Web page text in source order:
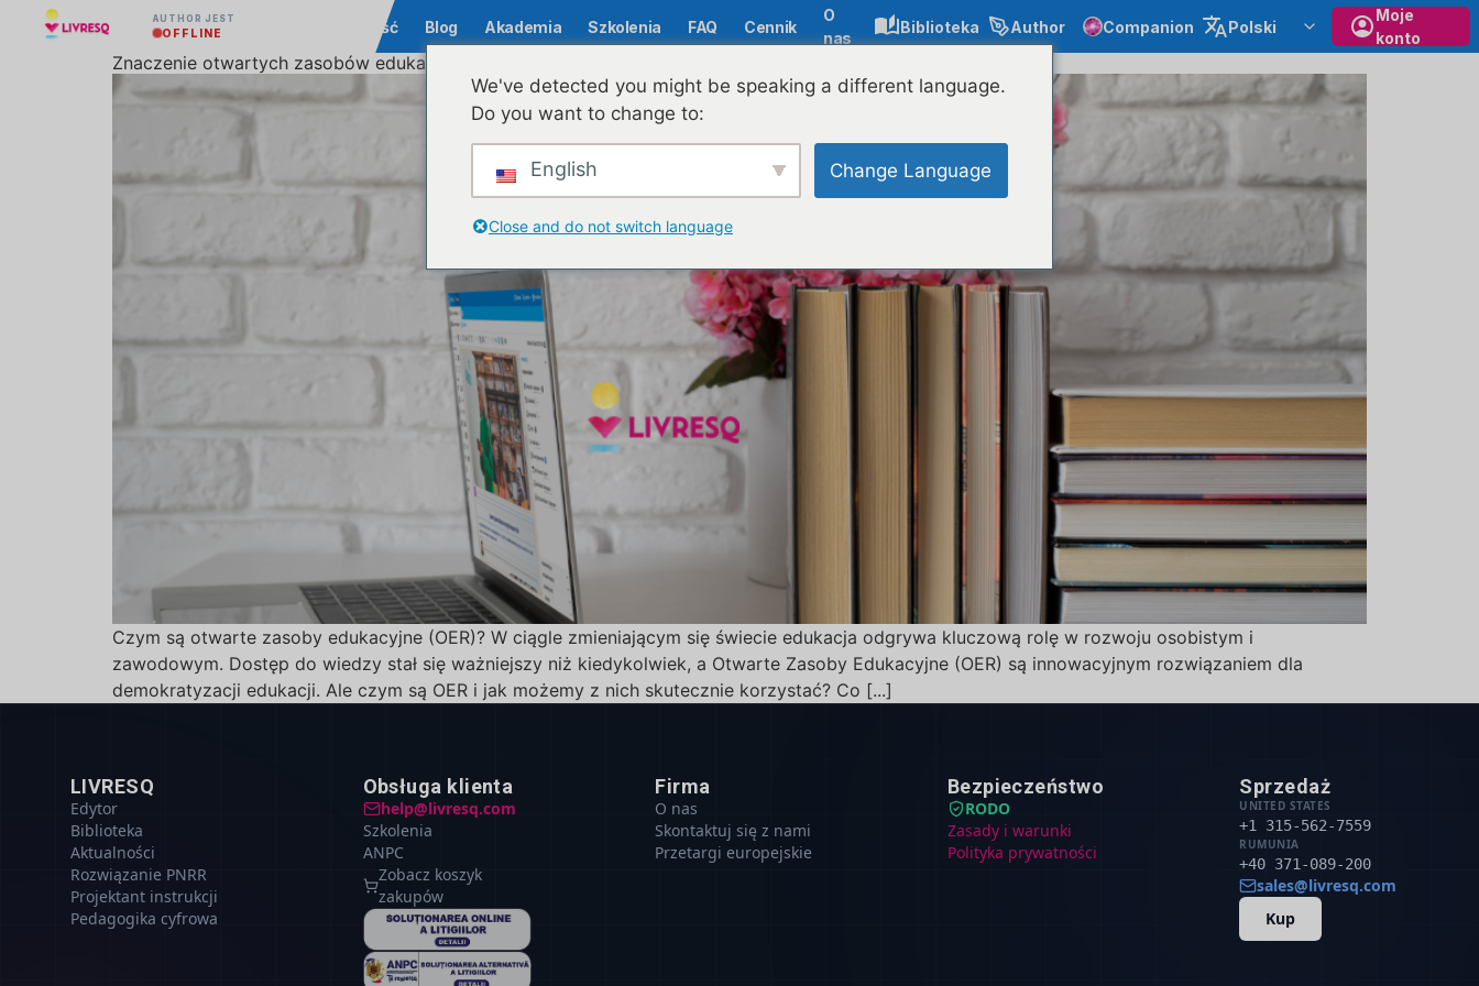
AUTHOR JEST
OFFLINE Społeczność Blog Akademia Szkolenia FAQ Cennik
O
nas
Biblioteka Author Companion Polski
Moje
konto
Znaczenie otwartych zasobów edukacyjnych (OER) i ich efektywne wykorzystanie
Czym są otwarte zasoby edukacyjne (OER)? W ciągle zmieniającym się świecie edukacja odgrywa kluczową rolę w rozwoju osobistym i
zawodowym. Dostęp do wiedzy stał się ważniejszy niż kiedykolwiek, a Otwarte Zasoby Edukacyjne (OER) są innowacyjnym rozwiązaniem dla
demokratyzacji edukacji. Ale czym są OER i jak możemy z nich skutecznie korzystać? Co [...]
LIVRESQ
Edytor
Biblioteka
Aktualności
Rozwiązanie PNRR
Projektant instrukcji
Pedagogika cyfrowa
Obsługa klienta
help@livresq.com
Szkolenia
ANPC
Zobacz koszyk
zakupów
Firma
O nas
Skontaktuj się z nami
Przetargi europejskie
Bezpieczeństwo
RODO
Zasady i warunki
Polityka prywatności
Sprzedaż
UNITED STATES
+1 315-562-7559
RUMUNIA
+40 371-089-200
sales@livresq.com
Kup
We've detected you might be speaking a different language.
Do you want to change to:
English Change Language
Close and do not switch language